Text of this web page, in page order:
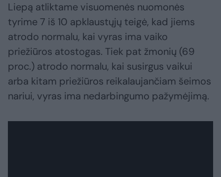
Liepą atliktame visuomenės nuomonės
tyrime 7 iš 10 apklaustųjų teigė, kad jiems
atrodo normalu, kai vyras ima vaiko
priežiūros atostogas. Tiek pat žmonių (69
proc.) atrodo normalu, kai susirgus vaikui
arba kitam priežiūros reikalaujančiam šeimos
nariui, vyras ima nedarbingumo pažymėjimą.